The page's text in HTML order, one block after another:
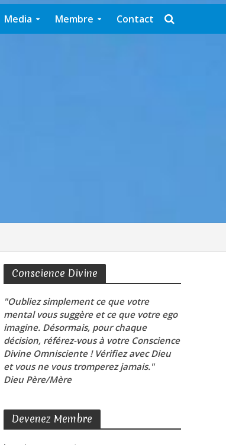
Media Membre Contact
Conscience Divine
"Oubliez simplement ce que votre
mental vous suggère et ce que votre ego
imagine. Désormais, pour chaque
décision, référez-vous à votre Conscience
Divine Omnisciente ! Vérifiez avec Dieu
et vous ne vous tromperez jamais."
Dieu Père/Mère
Devenez Membre